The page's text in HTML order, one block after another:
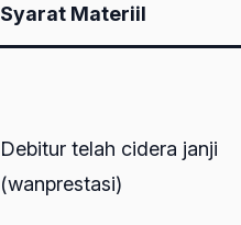
Syarat Materiil
Debitur telah cidera janji
(wanprestasi)